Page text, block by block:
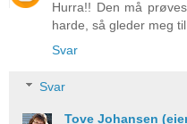
Hurra!! Den må
harde, så gleder meg
Svar
Svar
Tove Johansen